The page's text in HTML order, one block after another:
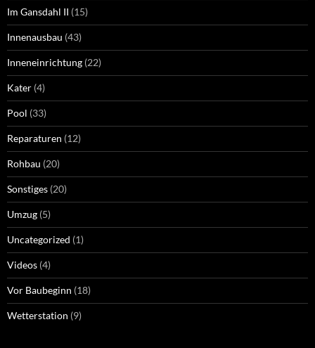
Im Gansdahl II (15)
Innenausbau (43)
Inneneinrichtung (22)
Kater (4)
Pool (33)
Reparaturen (12)
Rohbau (20)
Sonstiges (20)
Umzug (5)
Uncategorized (1)
Videos (4)
Vor Baubeginn (18)
Wetterstation (9)